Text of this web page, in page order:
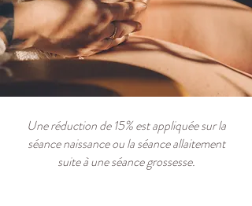
Une réduction de 15% est appliquée sur la
séance naissance ou la séance allaitement
suite à une séance grossesse.